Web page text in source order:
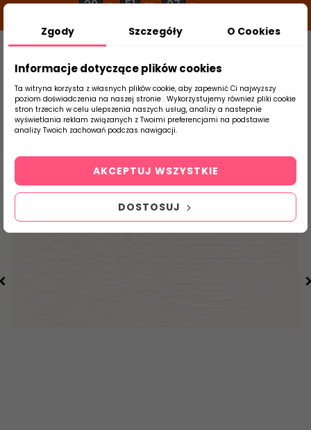
20 g 51 m 07 s
Szukaj
produktu
Strona Główna Płytki Łazienkowe
Zgody Szczegóły O Cookies
Informacje dotyczące plików cookies
Ta witryna korzysta z własnych plików cookie, aby zapewnić Ci najwyższy
poziom doświadczenia na naszej stronie . Wykorzystujemy również pliki cookie
stron trzecich w celu ulepszenia naszych usług, analizy a nastepnie
wyświetlania reklam związanych z Twoimi preferencjami na podstawie
analizy Twoich zachowań podczas nawigacji.
DOSTOSUJ
AKCEPTUJ WSZYSTKIE